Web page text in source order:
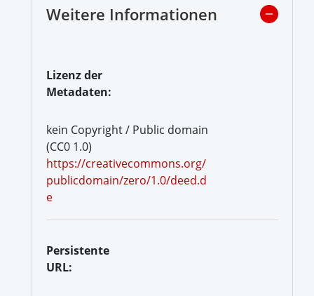
Weitere Informationen
Lizenz der
Metadaten:
kein Copyright / Public domain
(CC0 1.0)
https://creativecommons.org/
publicdomain/zero/1.0/deed.d
e
Persistente
URL: